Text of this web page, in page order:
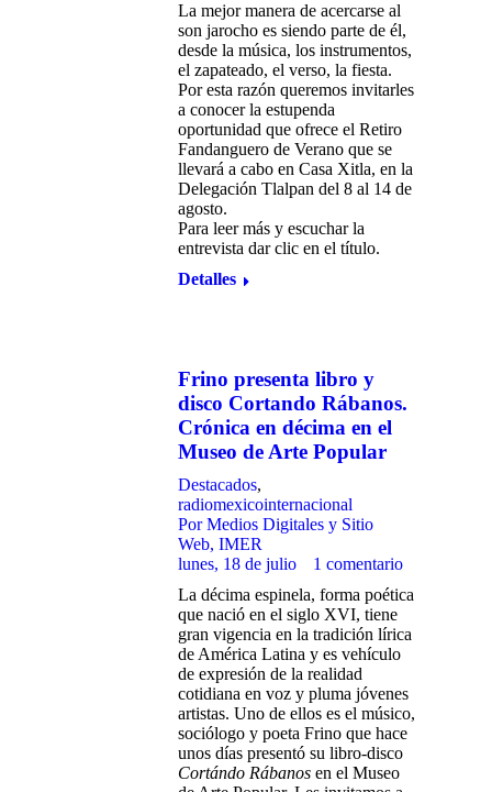
La mejor manera de acercarse al
son jarocho es siendo parte de él,
desde la música, los instrumentos,
el zapateado, el verso, la fiesta.
Por esta razón queremos invitarles
a conocer la estupenda
oportunidad que ofrece el Retiro
Fandanguero de Verano que se
llevará a cabo en Casa Xitla, en la
Delegación Tlalpan del 8 al 14 de
agosto.
Para leer más y escuchar la
entrevista dar clic en el título.
Detalles
Frino presenta libro y
disco Cortando Rábanos.
Crónica en décima en el
Museo de Arte Popular
Destacados,
radiomexicointernacional
PorMedios Digitales y Sitio
Web, IMER
lunes, 18 de julio
1 comentario
La décima espinela, forma poética
que nació en el siglo XVI, tiene
gran vigencia en la tradición lírica
de América Latina y es vehículo
de expresión de la realidad
cotidiana en voz y pluma jóvenes
artistas. Uno de ellos es el músico,
sociólogo y poeta Frino que hace
unos días presentó su libro-disco
Cortándo Rábanos en el Museo